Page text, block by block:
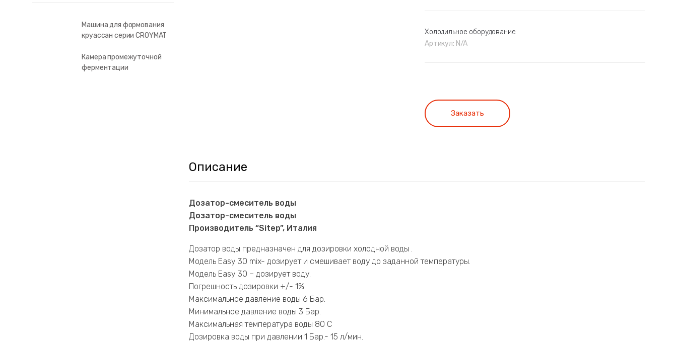
Холодильное оборудование
Артикул: N/A
Заказать
Описание
Дозатор-смеситель воды
Дозатор-смеситель воды
Производитель “Sitep”, Италия
Дозатор воды предназначен для дозировки холодной воды .
Модель Easy 30 mix- дозирует и смешивает воду до заданной температуры.
Модель Easy 30 – дозирует воду.
Погрешность дозировки +/- 1%
Максимальное давление воды 6 Бар.
Минимальное давление воды 3 Бар.
Максимальная температура воды 80 С
Дозировка воды при давлении 1 Бар.- 15 л/мин.
Машина для формования
круассан серии CROYMAT
Камера промежуточной
ферментации